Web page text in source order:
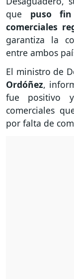
que puso fin
comerciales
garantiza la
entre ambos
El ministro de
Ordóñez,
fue positivo
comerciales
por falta de